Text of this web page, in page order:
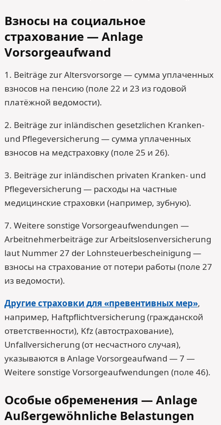
Взносы на социальное
страхование — Anlage
Vorsorgeaufwand
1. Beiträge zur Altersvorsorge — сумма уплаченных
взносов на пенсию (поле 22 и 23 из годовой
платёжной ведомости).
2. Beiträge zur inländischen gesetzlichen Kranken-
und Pflegeversicherung — сумма уплаченных
взносов на медстраховку (поле 25 и 26).
3. Beiträge zur inländischen privaten Kranken- und
Pflegeversicherung — расходы на частные
медицинские страховки (например, зубную).
7. Weitere sonstige Vorsorgeaufwendungen —
Arbeitnehmerbeiträge zur Arbeitslosenversicherung
laut Nummer 27 der Lohnsteuerbescheinigung —
взносы на страхование от потери работы (поле 27
из ведомости).
Другие страховки для «превентивных мер»,
например, Haftpflichtversicherung (гражданской
ответственности), Kfz (автострахование),
Unfallversicherung (от несчастного случая),
указываются в Anlage Vorsorgeaufwand — 7 —
Weitere sonstige Vorsorgeaufwendungen (поле 46).
Особые обременения — Anlage
Außergewöhnliche Belastungen